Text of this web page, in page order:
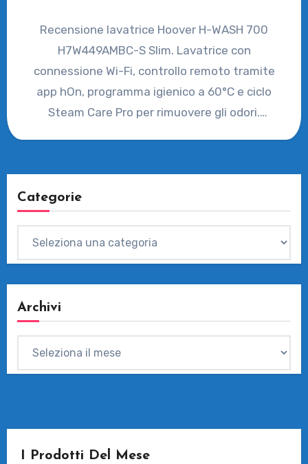
Recensione lavatrice Hoover H-WASH 700
H7W449AMBC-S Slim. Lavatrice con
connessione Wi-Fi, controllo remoto tramite
app hOn, programma igienico a 60°C e ciclo
Steam Care Pro per rimuovere gli odori.
Categorie
Archivi
I Prodotti Del Mese